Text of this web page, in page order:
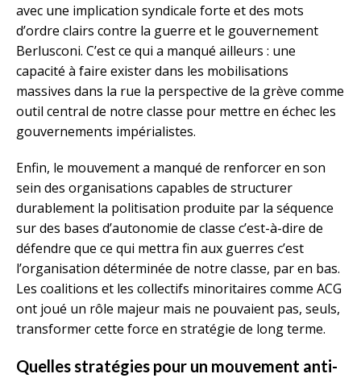
avec une implication syndicale forte et des mots
d’ordre clairs contre la guerre et le gouvernement
Berlusconi. C’est ce qui a manqué ailleurs : une
capacité à faire exister dans les mobilisations
massives dans la rue la perspective de la grève comme
outil central de notre classe pour mettre en échec les
gouvernements impérialistes.
Enfin, le mouvement a manqué de renforcer en son
sein des organisations capables de structurer
durablement la politisation produite par la séquence
sur des bases d’autonomie de classe c’est-à-dire de
défendre que ce qui mettra fin aux guerres c’est
l’organisation déterminée de notre classe, par en bas.
Les coalitions et les collectifs minoritaires comme ACG
ont joué un rôle majeur mais ne pouvaient pas, seuls,
transformer cette force en stratégie de long terme.
Quelles stratégies pour un mouvement anti-